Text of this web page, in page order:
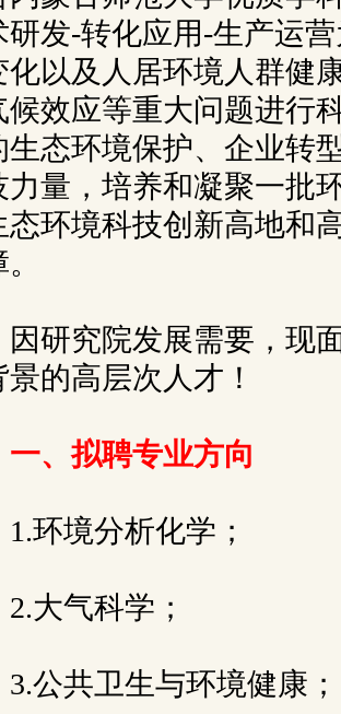
研发-转化应用-生产运
化以及人居环境人群健
候效应等重大问题进行
生态环境保护、企业转
力量，培养和凝聚一批
态环境科技创新高地和
。
因研究院发展需要，现
景的高层次人才！
一、拟聘专业方向
1.环境分析化学；
2.大气科学；
3.公共卫生与环境健康